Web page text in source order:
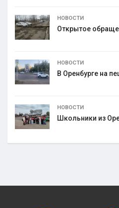
НОВОСТИ
Открытое
НОВОСТИ
В Оренбурге на
НОВОСТИ
Школьники из